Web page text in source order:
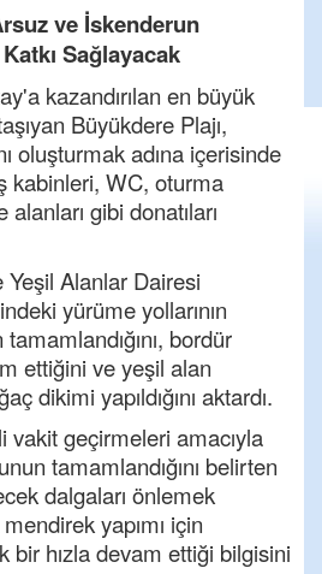
ve İskenderun
Sağlayacak
kazandırılan en büyük
Büyükdere Plajı,
oluşturmak adına içerisinde
kabinleri, WC, oturma
gibi donatıları
Alanlar Dairesi
yürüme yollarının
tamamlandığını, bordür
ettiğini ve yeşil alan
dikimi yapıldığını aktardı.
vakit geçirmeleri amacıyla
tamamlandığını belirten
dalgaları önlemek
yapımı için
bir hızla devam ettiği bilgisini